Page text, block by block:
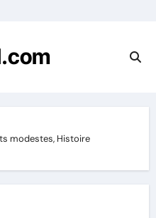
modestes, Histoire